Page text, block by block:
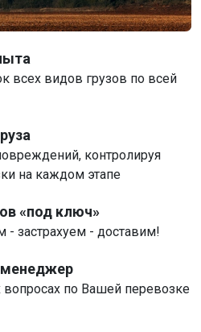
всех видов грузов по всей
контролируя
на каждом этапе
«под ключ»
- застрахуем - доставим!
по Вашей перевозке